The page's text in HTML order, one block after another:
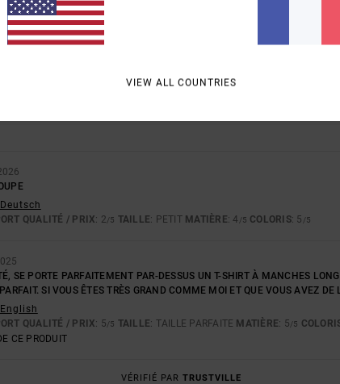
BASÉ SUR
50% DE NOS CLIENTS RECOMMANDENT CE PRODUIT
TAILLE
QUALITÉ / PRIX: 2/5 TAILLE: PETIT MATIÈRE: 4 /5 COLORIS: 5 /5
SE PORTE PARFAITEMENT PAR-DESSUS UN T-SHIRT À MANCHES
SI VOUS ÊTES TRÈS GRAND COMME MOI ET QUE VOUS AVEZ
QUALITÉ / PRIX: 5/5 TAILLE: TAILLE PARFAITE MATIÈRE: 5/5
CE PRODUIT
VÉRIFIÉ PAR TRUSTVILLE
VIEW ALL COUNTRIES